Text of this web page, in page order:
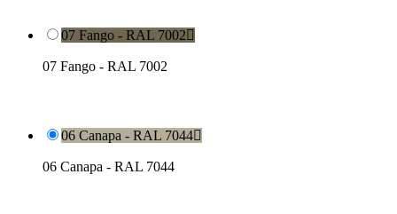
07 Fango - RAL 7002
07 Fango - RAL 7002
06 Canapa - RAL 7044
06 Canapa - RAL 7044